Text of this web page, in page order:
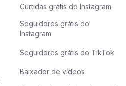
Curtidas grátis do Instagram
Seguidores grátis do
Instagram
Seguidores grátis do TikTok
Baixador de vídeos